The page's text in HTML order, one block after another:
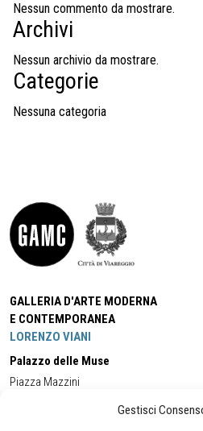
Gestisci
PALAZZO DELLE MUSE
Nessun commento da mostrare.
Archivi
Nessun archivio da mostrare.
Categorie
Nessuna categoria
GALLERIA D'ARTE MODERNA
E CONTEMPORANEA
LORENZO VIANI
Palazzo delle Muse
Piazza Mazzini
Cell:+39 338